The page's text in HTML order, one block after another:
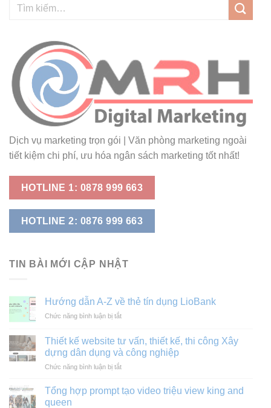
Dịch vụ marketing trọn gói | Văn phòng marketing ngoài
tiết kiệm chi phí, ưu hóa ngân sách marketing tốt nhất!
HOTLINE 1: 0878 999 663
HOTLINE 2: 0876 999 663
TIN BÀI MỚI CẬP NHẬT
Hướng dẫn A-Z về thẻ tín dụng LioBank
Chức năng bình luận bị tắtở
A-
Z
về
tín
dụng
Thiết kế website tư vấn, thiết kế, thi công Xây
dựng dân dụng và công nghiệp
Chức năng bình luận bị tắtở
kế
website
Tổng hợp prompt tạo video triệu view king and
queen